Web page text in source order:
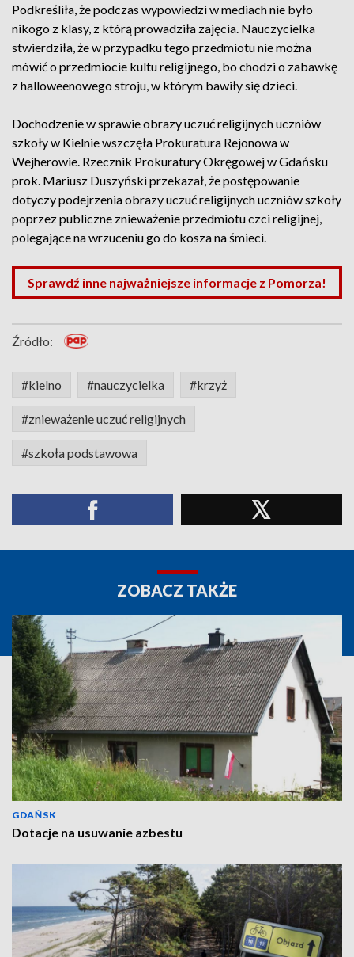
Podkreśliła, że podczas wypowiedzi w mediach nie było
nikogo z klasy, z którą prowadziła zajęcia. Nauczycielka
stwierdziła, że w przypadku tego przedmiotu nie można
mówić o przedmiocie kultu religijnego, bo chodzi o zabawkę
z halloweenowego stroju, w którym bawiły się dzieci.
Dochodzenie w sprawie obrazy uczuć religijnych uczniów
szkoły w Kielnie wszczęła Prokuratura Rejonowa w
Wejherowie. Rzecznik Prokuratury Okręgowej w Gdańsku
prok. Mariusz Duszyński przekazał, że postępowanie
dotyczy podejrzenia obrazy uczuć religijnych uczniów szkoły
poprzez publiczne znieważenie przedmiotu czci religijnej,
polegające na wrzuceniu go do kosza na śmieci.
Sprawdź inne najważniejsze informacje z Pomorza!
Źródło:
#kielno #nauczycielka #krzyż
#znieważenie uczuć religijnych
#szkoła podstawowa
ZOBACZ TAKŻE
GDAŃSK
Dotacje na usuwanie azbestu